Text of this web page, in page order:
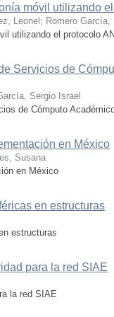
móvil utilizando
Leonel ; Romero
utilizando el protocolo
Servicios de
Sergio Israel
de Cómputo
en México
Susana
en México
en estructuras
estructuras
para la red SIAE
la red SIAE